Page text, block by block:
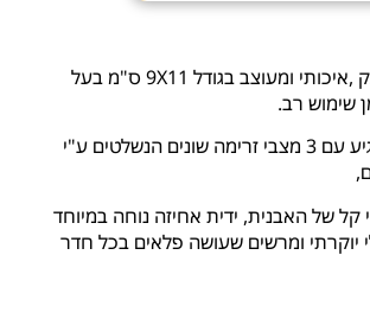
מקלח יד מלבני ענק ,איכותי ומעוצב בגודל 9X11 ס"מ בעל
שימוש רב.
בנוסף מזלף היד מגיע עם 3 מצבי זרימה שונים הנשלטים ע"י
קל של האבנית, ידית אחיזה נוחה במיוחד
יוקרתי ומרשים שעושה פלאים בכל חדר